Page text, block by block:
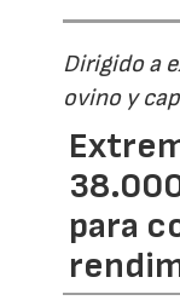
Dirigido a
ovino y
para